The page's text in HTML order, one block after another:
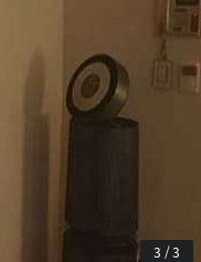
3 /3